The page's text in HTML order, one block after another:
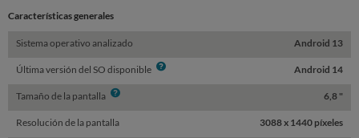
Características generales
Sistema operativo analizado Android 13
Última versión del SO disponible Info Android 14
Tamaño de la pantalla Info 6,8 "
Resolución de la pantalla 3088 x 1440 píxeles